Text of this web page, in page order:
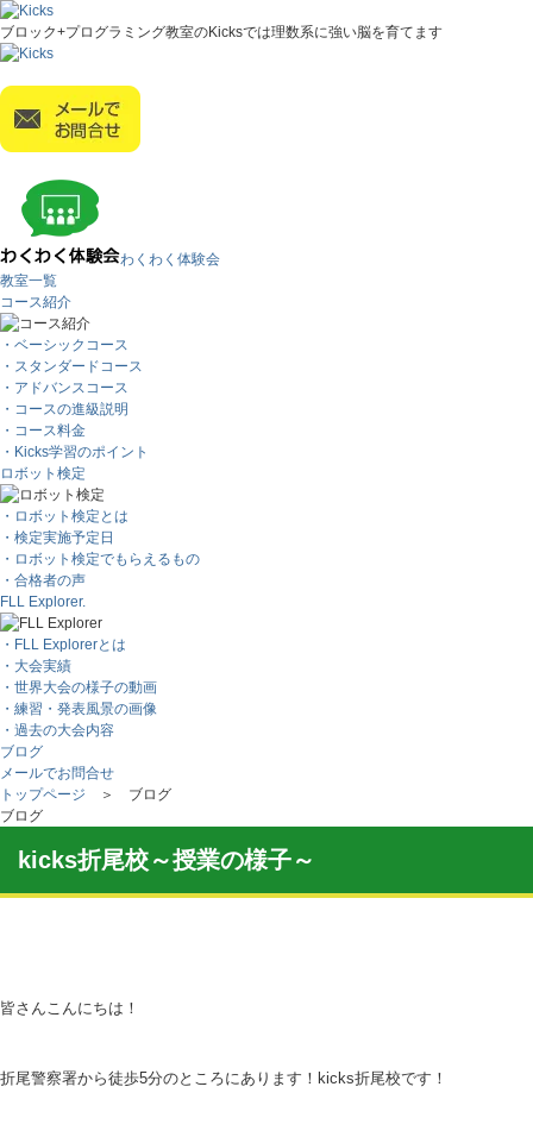
ブロック+プログラミング教室のKicksでは理数系に強い脳を育てます
わくわく体験会
教室一覧
コース紹介
・ベーシックコース
・スタンダードコース
・アドバンスコース
・コースの進級説明
・コース料金
・Kicks学習のポイント
ロボット検定
・ロボット検定とは
・検定実施予定日
・ロボット検定でもらえるもの
・合格者の声
FLL Explorer.
・FLL Explorerとは
・大会実績
・世界大会の様子の動画
・練習・発表風景の画像
・過去の大会内容
ブログ
メールでお問合せ
トップページ ＞ ブログ
ブログ
kicks折尾校～授業の様子～
皆さんこんにちは！
折尾警察署から徒歩5分のところにあります！kicks折尾校です！